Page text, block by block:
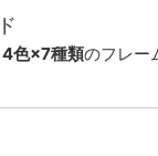
色×7種類のフレー